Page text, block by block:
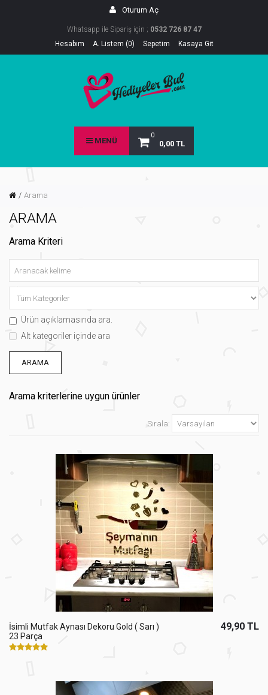
Oturum Aç
Whatsapp ile Sipariş için ; 0532 726 87 47
Hesabım
A. Listem (0) Sepetim Kasaya Git
0
0,00 TL
MENÜ
Arama
ARAMA
Arama Kriteri
Ürün açıklamasında ara.
Alt kategoriler içinde ara
Arama kriterlerine uygun ürünler
Sırala:
İsimli Mutfak Aynası Dekoru Gold ( Sarı )
23 Parça
49,90 TL